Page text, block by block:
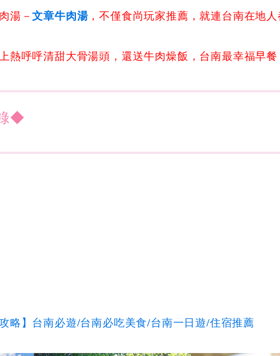
湯－文章牛肉湯，不僅食尚玩家推薦，就連台南在地人
熱呼呼清甜大骨湯頭，還送牛肉燥飯，台南最幸福早餐
◆
略】台南必遊/台南必吃美食/台南一日遊/住宿推薦